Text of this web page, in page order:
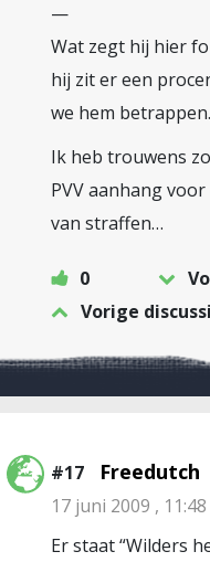
—
Wat zegt hij hier
hij zit er een
we hem
Ik heb trouwens
PVV aanhang
van straffen…
0
Vorige
#17 Freedutch
17 juni 2009 , 11:48
Er staat “Wilders